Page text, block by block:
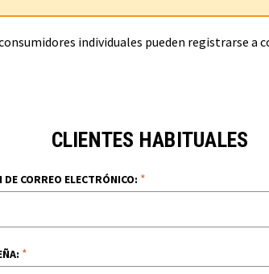
individuales pueden registrarse a
CLIENTES HABITUALES
DE CORREO ELECTRÓNICO: *
*